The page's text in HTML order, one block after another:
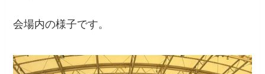
会場内の様子です。